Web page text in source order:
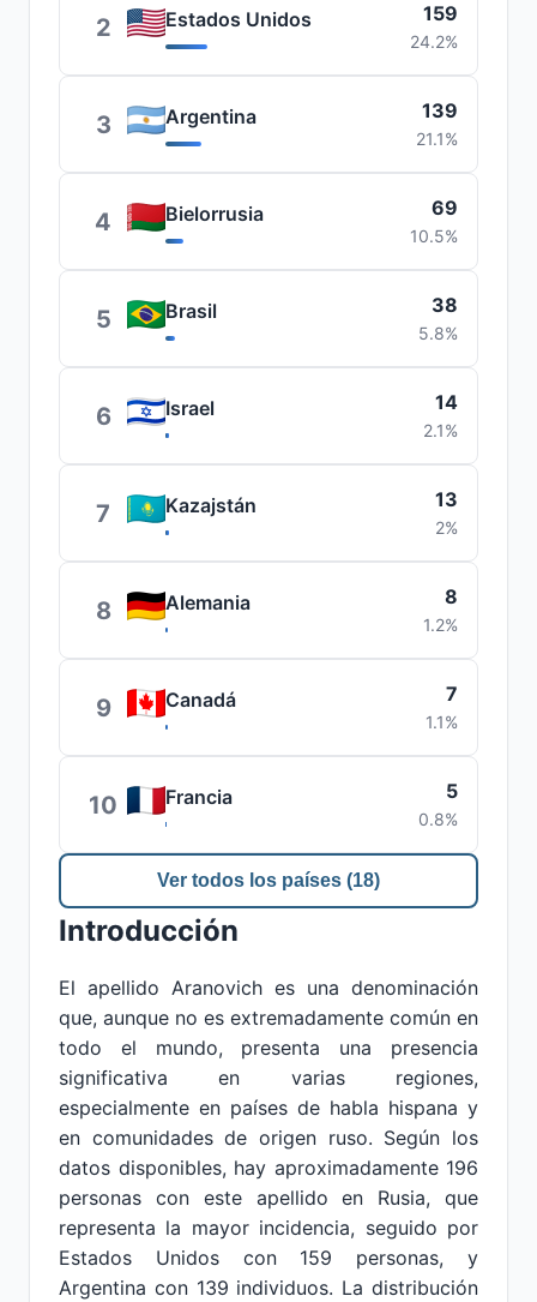
2 Estados Unidos 159
24.2%
3 Argentina 139
21.1%
4 Bielorrusia 69
10.5%
5 Brasil 38
5.8%
6 Israel 14
2.1%
7 Kazajstán 13
2%
8 Alemania 8
1.2%
9 Canadá 7
1.1%
10 Francia 5
0.8%
Ver todos los países (18)
Introducción
El apellido Aranovich es una denominación
que, aunque no es extremadamente común en
todo el mundo, presenta una presencia
significativa en varias regiones,
especialmente en países de habla hispana y
en comunidades de origen ruso. Según los
datos disponibles, hay aproximadamente 196
personas con este apellido en Rusia, que
representa la mayor incidencia, seguido por
Estados Unidos con 159 personas, y
Argentina con 139 individuos. La distribución